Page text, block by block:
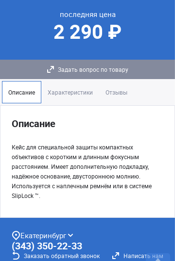
последняя цена
2 290 ₽
Задать вопрос по товару
Описание Характеристики Отзывы
Описание
Кейс для специальной защиты компактных
объективов с коротким и длинным фокусным
расстоянием. Имеет дополнительную подкладку,
надёжное основание, двустороннюю молнию.
Используется с наплечным ремнём или в системе
SlipLock ™.
Екатеринбург
(343) 350-22-33
Заказать обратный звонок Написать нам